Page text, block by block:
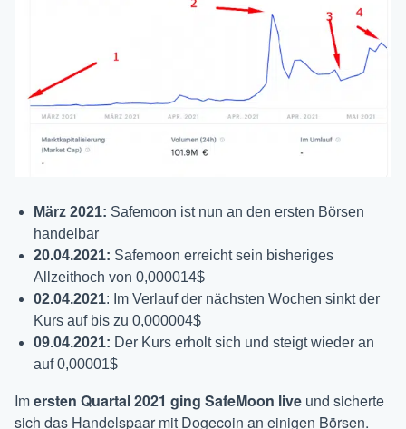
März 2021: Safemoon ist nun an den ersten Börsen
handelbar
20.04.2021: Safemoon erreicht sein bisheriges
Allzeithoch von 0,000014$
02.04.2021: Im Verlauf der nächsten Wochen sinkt der
Kurs auf bis zu 0,000004$
09.04.2021: Der Kurs erholt sich und steigt wieder an
auf 0,00001$
Imersten Quartal 2021 ging SafeMoon live und sicherte
sich das Handelspaar mit Dogecoin an einigen Börsen.